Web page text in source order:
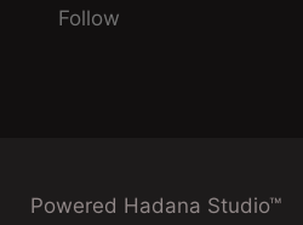
Follow
Powered Hadana Studio™